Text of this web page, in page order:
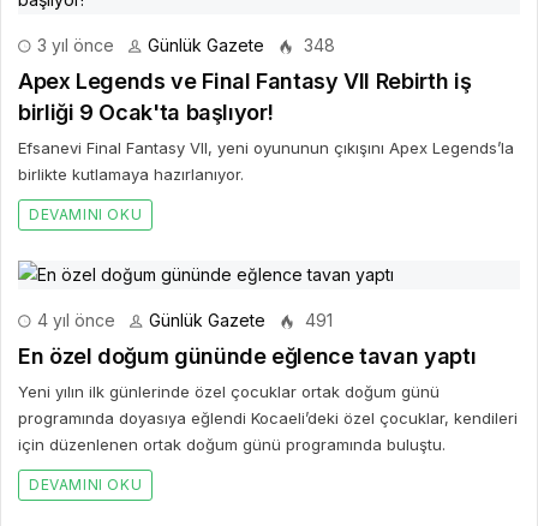
3 yıl önce Günlük Gazete 348
Apex Legends ve Final Fantasy VII Rebirth iş
birliği 9 Ocak'ta başlıyor!
Efsanevi Final Fantasy VII, yeni oyununun çıkışını Apex Legends’la
birlikte kutlamaya hazırlanıyor.
DEVAMINI OKU
4 yıl önce Günlük Gazete 491
En özel doğum gününde eğlence tavan yaptı
Yeni yılın ilk günlerinde özel çocuklar ortak doğum günü
programında doyasıya eğlendi Kocaeli’deki özel çocuklar, kendileri
için düzenlenen ortak doğum günü programında buluştu.
DEVAMINI OKU